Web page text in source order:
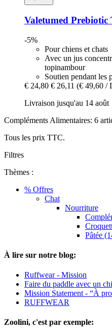
Valetumed Prebiotic
-5%
Pour chiens et chats
Avec un jus
topinambour
Soutien pendant les
€ 24,80 € 26,11 (€ 49,60 /
Livraison jusqu'au 14 août
Compléments Alimentaires: 6
Tous les prix TTC.
Filtres
Thèmes :
% Offres
Chat
Nourriture
Pâtée
À lire sur notre blog:
Ruffwear - Mission
Faire du paddle avec un
Mission Statement - “À
RUFFWEAR
Zoolini, c'est par exemple: